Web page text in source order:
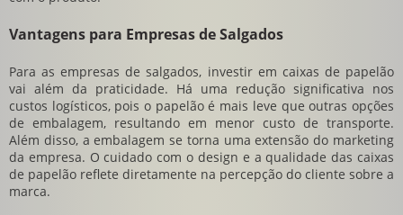
Vantagens para Empresas de Salgados
Para as empresas de salgados, investir em caixas de papelão
vai além da praticidade. Há uma redução significativa nos
custos logísticos, pois o papelão é mais leve que outras opções
de embalagem, resultando em menor custo de transporte.
Além disso, a embalagem se torna uma extensão do marketing
da empresa. O cuidado com o design e a qualidade das caixas
de papelão reflete diretamente na percepção do cliente sobre a
marca.